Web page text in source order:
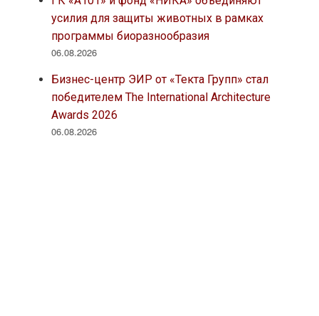
усилия для защиты животных в рамках
программы биоразнообразия
06.08.2026
Бизнес-центр ЭИР от «Текта Групп» стал
победителем The International Architecture
Awards 2026
06.08.2026